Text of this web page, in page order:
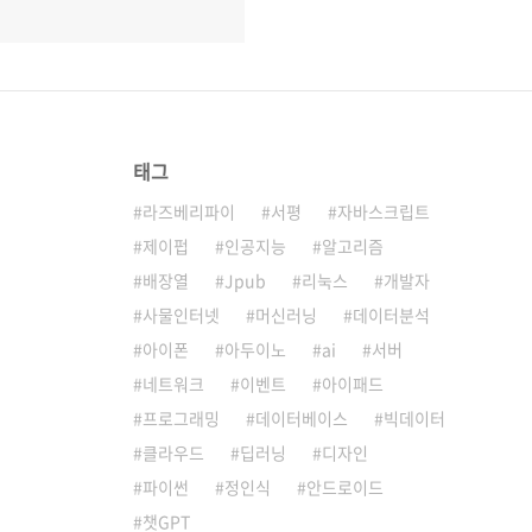
태그
라즈베리파이 서평
자바스크립트
제이펍
인공지능
알고리즘
배장열
Jpub 리눅스
개발자
사물인터넷
머신러닝
데이터분석
아이폰
아두이노 ai
서버
네트워크
이벤트
아이패드
프로그래밍
데이터베이스
빅데이터
클라우드
딥러닝
디자인
파이썬
정인식
안드로이드
챗GPT